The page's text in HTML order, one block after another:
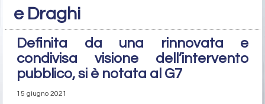
e Draghi
Definita da una rinnovata e
condivisa visione dell’intervento
pubblico, si è notata al G7
15 giugno 2021